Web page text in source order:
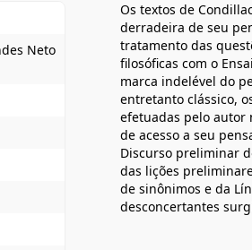
Neto
Os textos de
derradeira de seu
tratamento das
filosóficas com o
marca indelével do
entretanto clássico,
efetuadas pelo autor
de acesso a seu
Discurso preliminar
das lições
de sinônimos e da
desconcertantes